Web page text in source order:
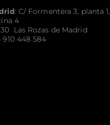
: C/ Formentera 3, planta 1,
4
Las Rozas de Madrid
910 448 584